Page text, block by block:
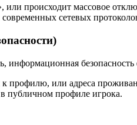
или происходит массовое
современных сетевых
информационная
профилю, или адреса
публичном профиле игрока.